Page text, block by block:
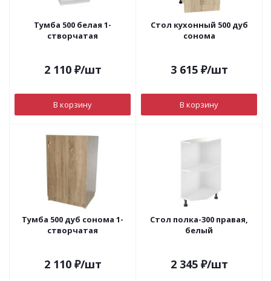
Тумба 500 белая 1-
створчатая
2 110₽/шт
В корзину
Стол кухонный 500 дуб
сонома
3 615₽/шт
В корзину
Тумба 500 дуб сонома 1-
створчатая
2 110₽/шт
Стол полка-300 правая,
белый
2 345₽/шт